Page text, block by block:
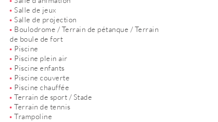
Salle de jeux
Salle de projection
Boulodrome / Terrain de pétanque / Terrain
de boule de fort
Piscine
Piscine plein air
Piscine enfants
Piscine couverte
Piscine chauffée
Terrain de sport / Stade
Terrain de tennis
Trampoline